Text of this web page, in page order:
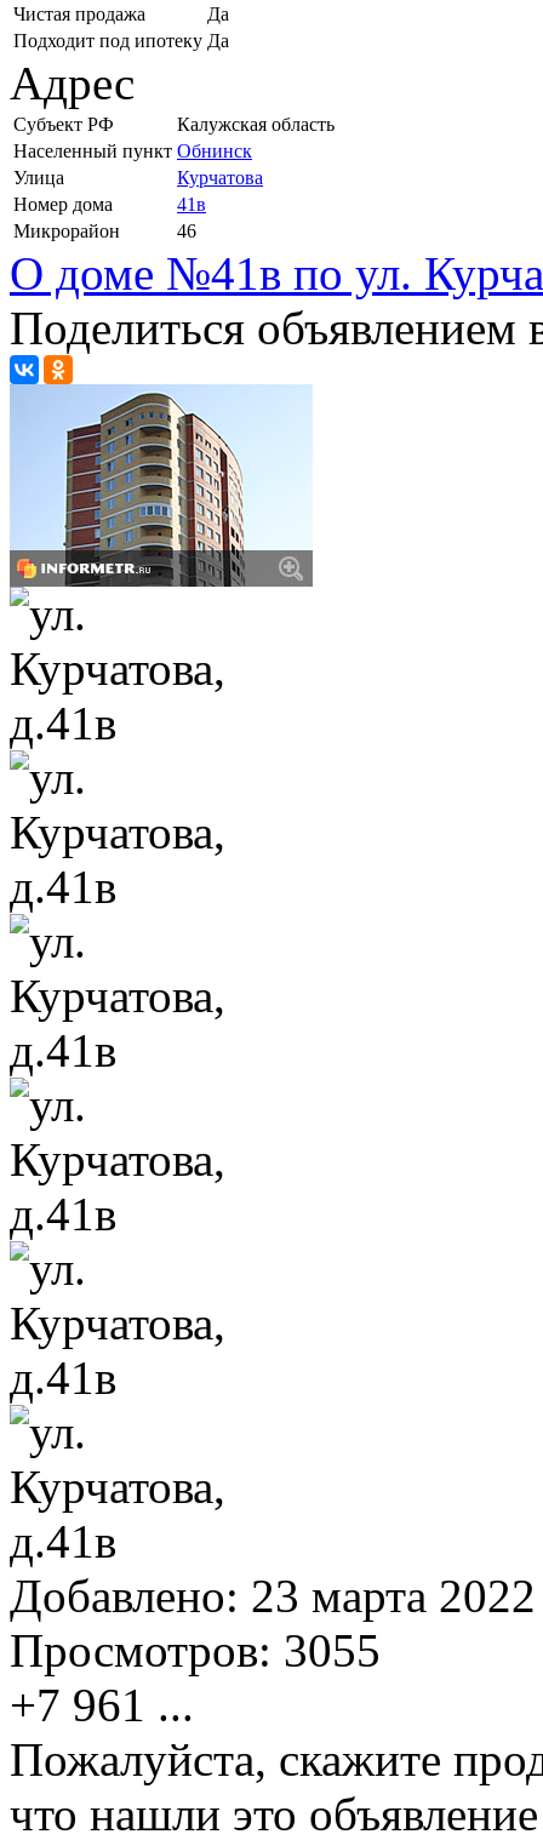
Чистая продажа
Да
Подходит под ипотеку Да
Адрес
Субъект РФ
Калужская область
Населенный пункт Обнинск
Улица
Курчатова
Номер дома
41в
Микрорайон
46
О доме №41в по ул.
Поделиться объявлением
Добавлено: 23 марта 2022
Просмотров: 3055
+7 961 ...
Пожалуйста, скажите
что нашли это